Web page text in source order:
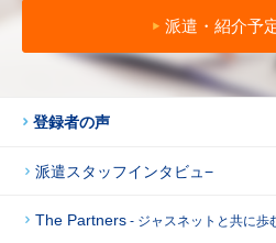
派遣・紹介予
登録者の声
派遣スタッフインタビュ−
The Partners - ジャスネットと共に歩